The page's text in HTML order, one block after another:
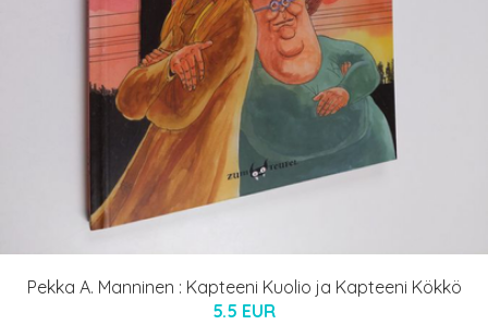
Pekka A. Manninen : Kapteeni Kuolio ja Kapteeni Kökkö
5.5 EUR